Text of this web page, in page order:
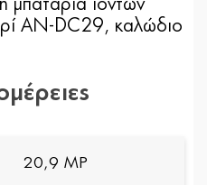
μπαταρία ιόντων
AN-DC29, καλώδιο
20,9 MP